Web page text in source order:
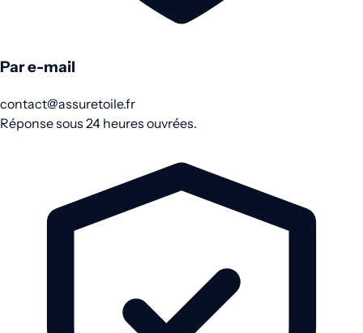
Par e-mail
contact@assuretoile.fr
Réponse sous 24 heures ouvrées.